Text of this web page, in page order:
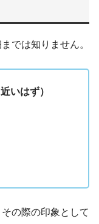
では知りません。
いはず）
の際の印象として